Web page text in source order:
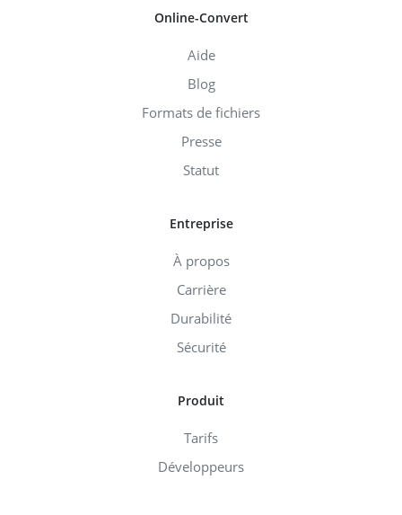
Online-Convert
Aide
Blog
Formats de fichiers
Presse
Statut
Entreprise
À propos
Carrière
Durabilité
Sécurité
Produit
Tarifs
Développeurs